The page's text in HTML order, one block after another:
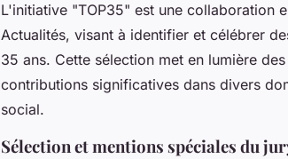
L'initiative "TOP35" est une collaboration
Actualités, visant à identifier et célébrer
35 ans. Cette sélection met en lumière
contributions significatives dans divers
social.
Sélection et mentions spéciales du